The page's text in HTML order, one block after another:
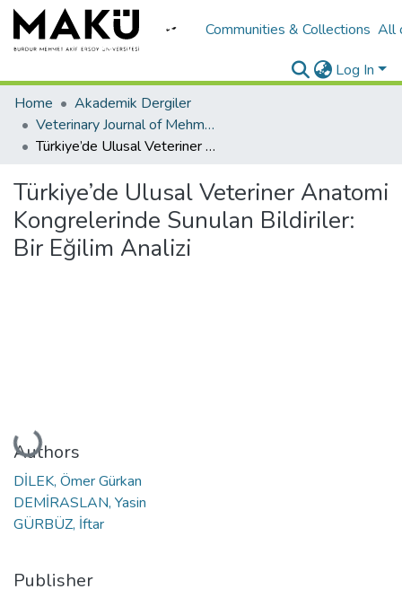
Communities & Collections All
Log In
Home
Akademik Dergiler
Veterinary Journal of Mehmet Akif Ersoy University
Türkiye’de Ulusal Veteriner Anatomi Kongrelerinde Sunulan Bildiriler: Bir Eğilim Analizi
Türkiye’de Ulusal Veteriner Anatomi
Kongrelerinde Sunulan Bildiriler:
Bir Eğilim Analizi
Loading...
Authors
DİLEK, Ömer Gürkan
DEMİRASLAN, Yasin
GÜRBÜZ, İftar
Publisher